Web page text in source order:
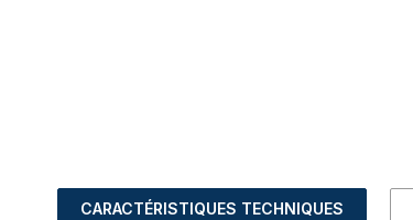
CARACTÉRISTIQUES TECHNIQUES